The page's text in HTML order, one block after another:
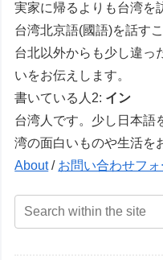
実家に帰るよりも台湾を
台湾北京語(國語)を話す
台北以外からも少し違っ
いをお伝えします。
書いている人2: イン
台湾人です。少し日本語
湾の面白いものや生活を
About/ お問い合わせフォ